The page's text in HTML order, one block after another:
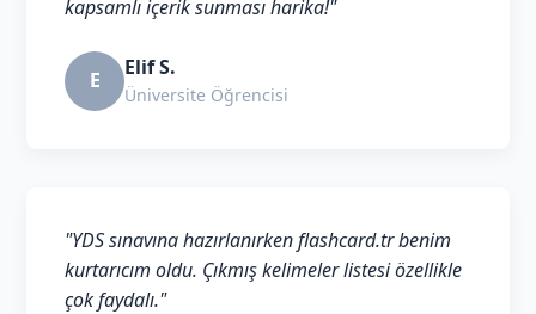
kapsamlı içerik sunması harika!"
E Elif S.
Üniversite Öğrencisi
"YDS sınavına hazırlanırken flashcard.tr benim
kurtarıcım oldu. Çıkmış kelimeler listesi özellikle
çok faydalı."